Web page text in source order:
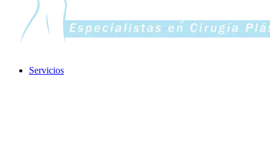
Servicios